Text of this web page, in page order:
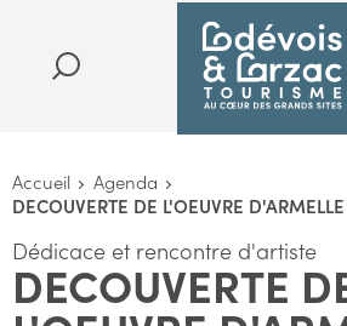
Accueil
Agenda
DECOUVERTE DE L'OEUVRE
Dédicace et rencontre d'artiste
DECOUVERTE